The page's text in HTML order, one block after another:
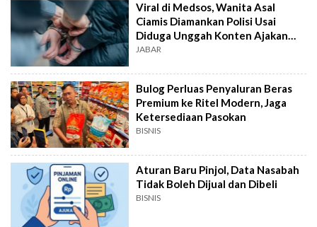
Viral di Medsos, Wanita Asal
Ciamis Diamankan Polisi Usai
Diduga Unggah Konten Ajakan
Demo
JABAR
Bulog Perluas Penyaluran Beras
Premium ke Ritel Modern, Jaga
Ketersediaan Pasokan
BISNIS
Aturan Baru Pinjol, Data Nasabah
Tidak Boleh Dijual dan Dibeli
BISNIS